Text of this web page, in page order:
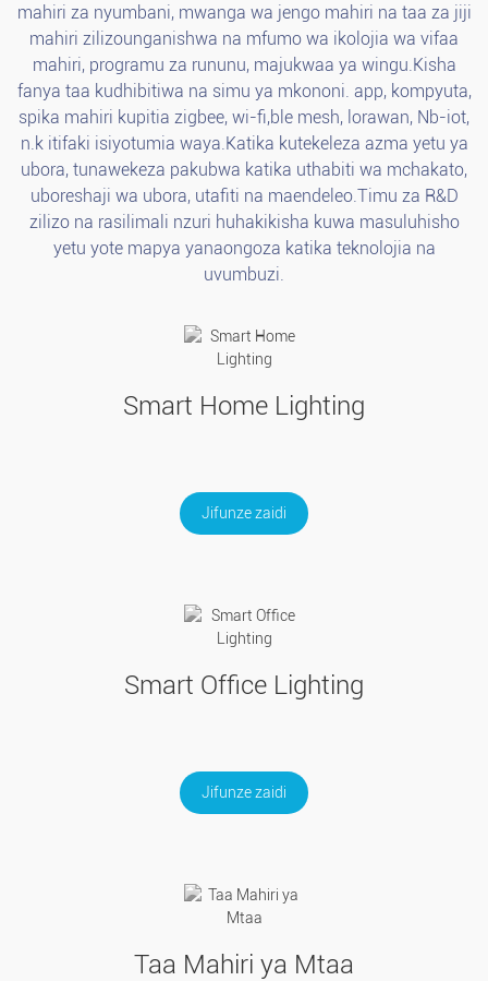
mahiri za nyumbani, mwanga wa jengo mahiri na taa za jiji
mahiri zilizounganishwa na mfumo wa ikolojia wa vifaa
mahiri, programu za rununu, majukwaa ya wingu.Kisha
fanya taa kudhibitiwa na simu ya mkononi. app, kompyuta,
spika mahiri kupitia zigbee, wi-fi,ble mesh, lorawan, Nb-iot,
n.k itifaki isiyotumia waya.Katika kutekeleza azma yetu ya
ubora, tunawekeza pakubwa katika uthabiti wa mchakato,
uboreshaji wa ubora, utafiti na maendeleo.Timu za R&D
zilizo na rasilimali nzuri huhakikisha kuwa masuluhisho
yetu yote mapya yanaongoza katika teknolojia na
uvumbuzi.
Smart Home Lighting
Jifunze zaidi
Smart Office Lighting
Jifunze zaidi
Taa Mahiri ya Mtaa